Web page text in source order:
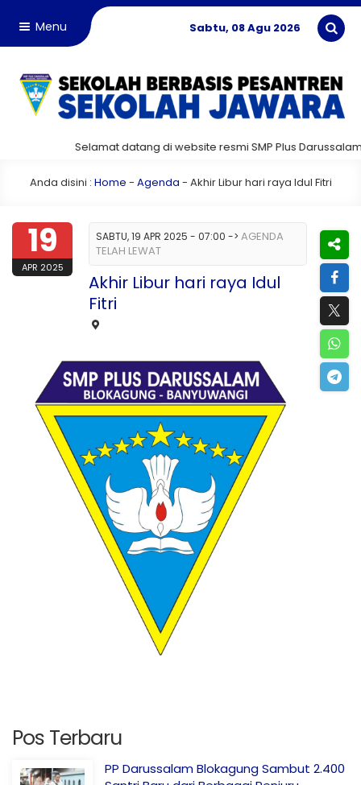
Menu Sabtu, 08 Agu 2026
Selamat datang di website resmi SMP Plus Darussalam!
Anda disini : Home - Agenda - Akhir Libur hari raya Idul Fitri
19
APR 2025
SABTU, 19 APR 2025 - 07:00 -> AGENDA
TELAH LEWAT
Akhir Libur hari raya Idul
Fitri
Pos Terbaru
PP Darussalam Blokagung Sambut 2.400